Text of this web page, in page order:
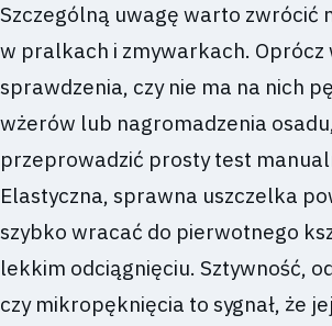
Szczególną uwagę warto zwrócić
w pralkach i zmywarkach. Oprócz
sprawdzenia, czy nie ma na nich
wżerów lub nagromadzenia
przeprowadzić prosty test
Elastyczna, sprawna uszczelka
szybko wracać do pierwotnego
lekkim odciągnięciu. Sztywność,
czy mikropęknięcia to sygnał, że